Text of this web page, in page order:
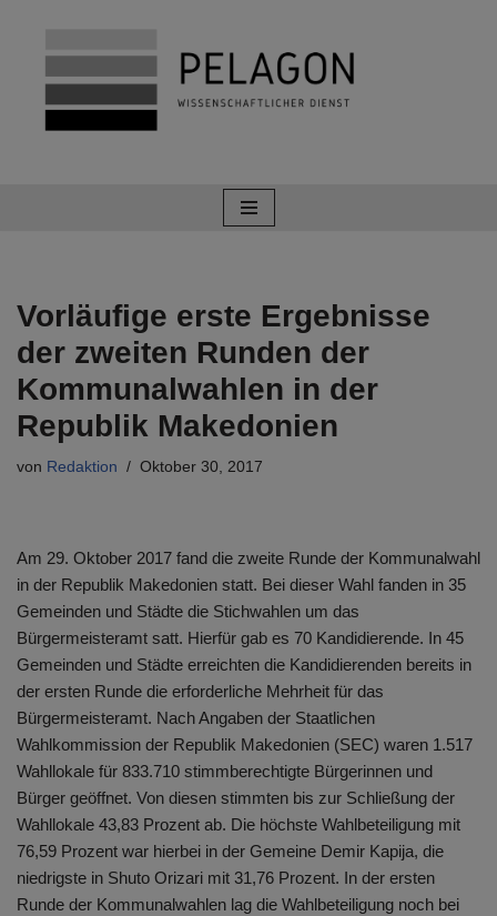
Zum
Inhalt
springen
Vorläufige erste Ergebnisse
der zweiten Runden der
Kommunalwahlen in der
Republik Makedonien
von Redaktion Oktober 30, 2017
Am 29. Oktober 2017 fand die zweite Runde der Kommunalwahl
in der Republik Makedonien statt. Bei dieser Wahl fanden in 35
Gemeinden und Städte die Stichwahlen um das
Bürgermeisteramt satt. Hierfür gab es 70 Kandidierende. In 45
Gemeinden und Städte erreichten die Kandidierenden bereits in
der ersten Runde die erforderliche Mehrheit für das
Bürgermeisteramt. Nach Angaben der Staatlichen
Wahlkommission der Republik Makedonien (SEC) waren 1.517
Wahllokale für 833.710 stimmberechtigte Bürgerinnen und
Bürger geöffnet. Von diesen stimmten bis zur Schließung der
Wahllokale 43,83 Prozent ab. Die höchste Wahlbeteiligung mit
76,59 Prozent war hierbei in der Gemeine Demir Kapija, die
niedrigste in Shuto Orizari mit 31,76 Prozent. In der ersten
Runde der Kommunalwahlen lag die Wahlbeteiligung noch bei